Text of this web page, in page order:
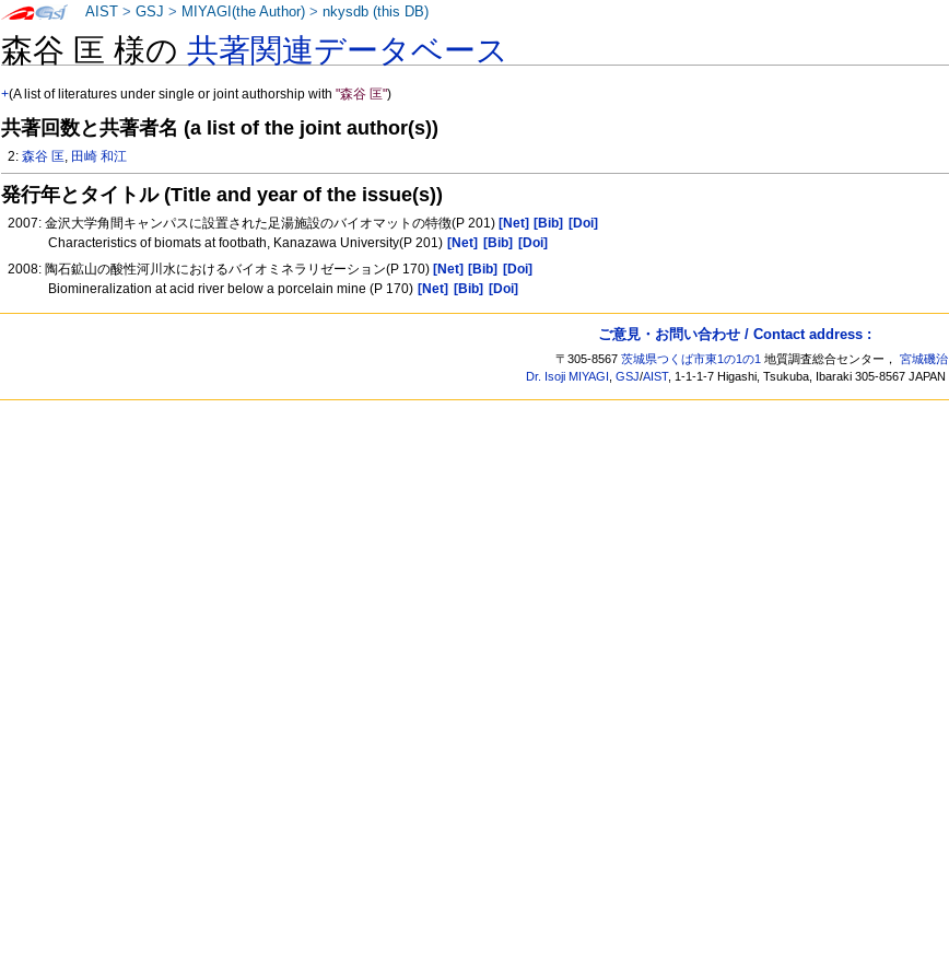
森谷 匡 様の共著関連データベース
+(A list of literatures under single or joint authorship with"森谷 匡")
共著回数と共著者名 (a list of the joint author(s))
2:森谷 匡, 田崎 和江
発行年とタイトル (Title and year of the issue(s))
2007: 金沢大学角間キャンパスに設置された足湯施設のバイオマットの特徴(P 201) [Net] [Bib]
[Doi]
Characteristics of biomats at footbath, Kanazawa University(P 201) [Net] [Bib]
[Doi]
2008: 陶石鉱山の酸性河川水におけるバイオミネラリゼーション(P 170) [Net] [Bib]
[Doi]
Biomineralization at acid river below a porcelain mine (P 170) [Net] [Bib] [Doi]
AIST >GSJ > MIYAGI(the Author) >nkysdb (this DB)
ご意見・お問い合わせ / Contact address :
〒305-8567茨城県つくば市東1の1の1 地質調査総合センター，宮城磯治
Dr. Isoji MIYAGI ,GSJ/AIST, 1-1-1-7 Higashi, Tsukuba, Ibaraki 305-8567 JAPAN